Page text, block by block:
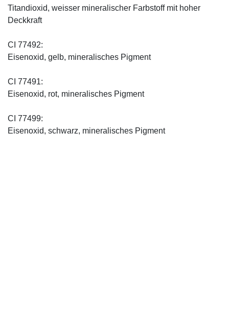
Titandioxid, weisser mineralischer Farbstoff mit hoher
Deckkraft
CI 77492:
Eisenoxid, gelb, mineralisches Pigment
CI 77491:
Eisenoxid, rot, mineralisches Pigment
CI 77499:
Eisenoxid, schwarz, mineralisches Pigment